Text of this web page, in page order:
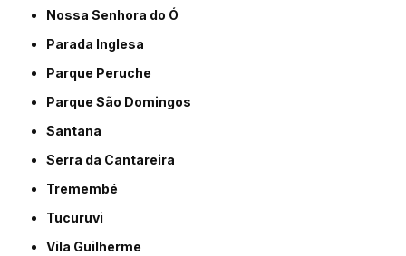
Nossa Senhora do Ó
Parada Inglesa
Parque Peruche
Parque São Domingos
Santana
Serra da Cantareira
Tremembé
Tucuruvi
Vila Guilherme